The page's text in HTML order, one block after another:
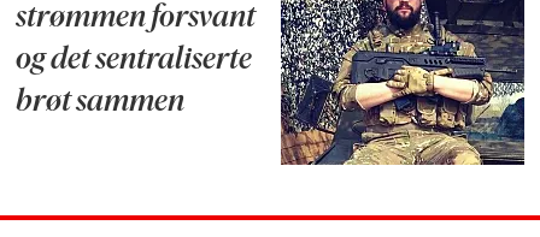
strømmen forsvant
og det sentraliserte
brøt sammen